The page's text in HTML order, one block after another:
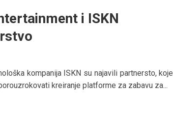
i ISKN
kompanija ISKN su najavili partnersto, koje
kreiranje platforme za zabavu za...